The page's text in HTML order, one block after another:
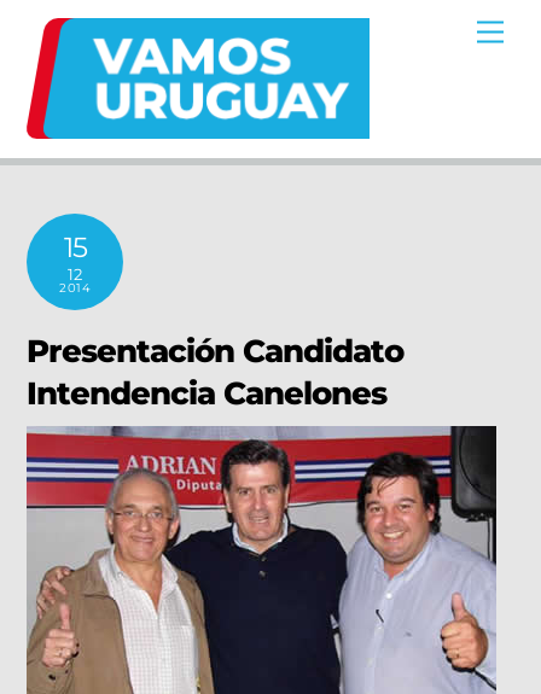
content
15
12
2014
Presentación Candidato
Intendencia Canelones